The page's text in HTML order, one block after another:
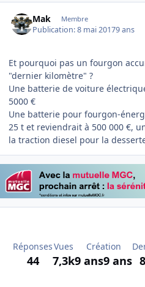
Mak Membre
Publication:8 mai 20179 ans
Et pourquoi pas un fourgon
"dernier kilomètre" ?
Une batterie de voiture
5000 €
Une batterie pour fourgon-
25 t et reviendrait à 500 000 €,
la traction diesel pour la
Réponses
44
Vues
7,3k
Création
9 ans9 ans